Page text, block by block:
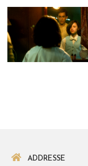
ADDRESSE